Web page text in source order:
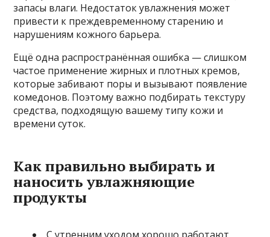
запасы влаги. Недостаток увлажнения может
привести к преждевременному старению и
нарушениям кожного барьера.
Ещё одна распространённая ошибка — слишком
частое применение жирных и плотных кремов,
которые забивают поры и вызывают появление
комедонов. Поэтому важно подбирать текстуру
средства, подходящую вашему типу кожи и
времени суток.
Как правильно выбирать и
наносить увлажняющие
продукты